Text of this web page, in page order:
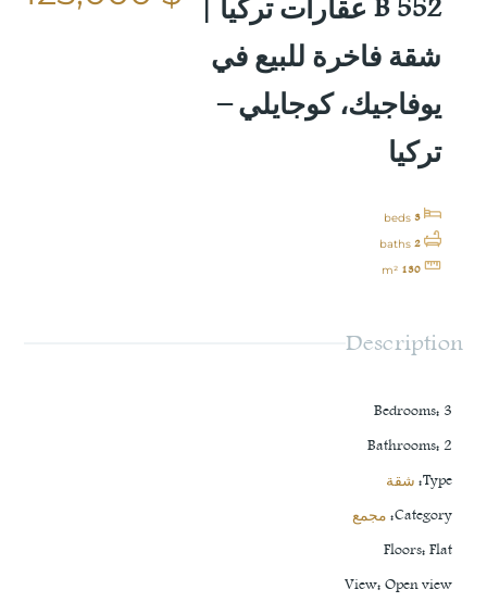
شقة فاخرة للبيع في
يوفاجيك، كوجايلي –
تركيا
3
beds
2
baths
130
m²
Description
Bedrooms: 3
Bathrooms: 2
Type
: شقة
Category
: مجمع
Floors: Flat
View: Open view